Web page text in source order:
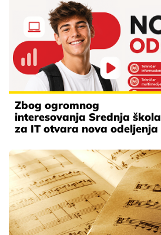
Zbog ogromnog
interesovanja Srednja škola
za IT otvara nova odeljenja